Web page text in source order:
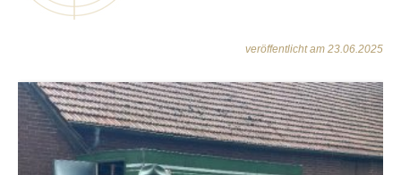
veröffentlicht am 23.06.2025